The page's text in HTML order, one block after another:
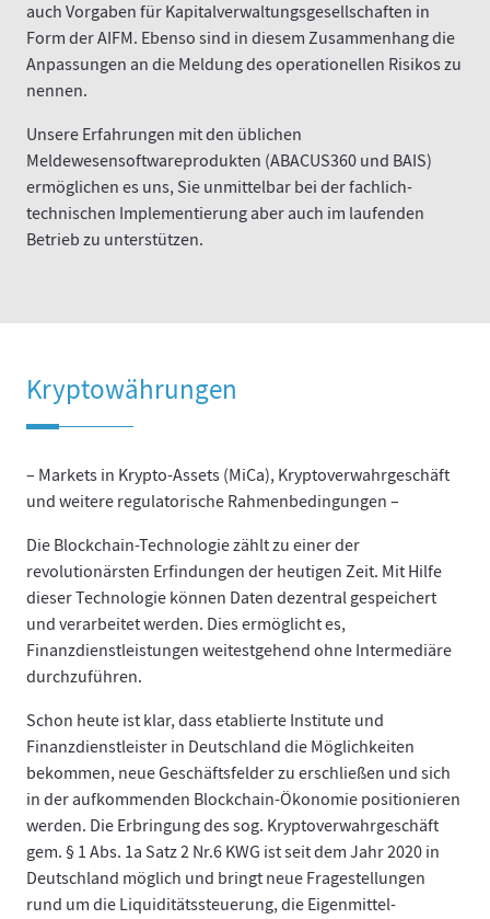
auch Vorgaben für Kapitalverwaltungsgesellschaften in
Form der AIFM. Ebenso sind in diesem Zusammenhang die
Anpassungen an die Meldung des operationellen Risikos zu
nennen.
Unsere Erfahrungen mit den üblichen
Meldewesensoftwareprodukten (ABACUS360 und BAIS)
ermöglichen es uns, Sie unmittelbar bei der fachlich-
technischen Implementierung aber auch im laufenden
Betrieb zu unterstützen.
Kryptowährungen
– Markets in Krypto-Assets (MiCa), Kryptoverwahrgeschäft
und weitere regulatorische Rahmenbedingungen –
Die Blockchain-Technologie zählt zu einer der
revolutionärsten Erfindungen der heutigen Zeit. Mit Hilfe
dieser Technologie können Daten dezentral gespeichert
und verarbeitet werden. Dies ermöglicht es,
Finanzdienstleistungen weitestgehend ohne Intermediäre
durchzuführen.
Schon heute ist klar, dass etablierte Institute und
Finanzdienstleister in Deutschland die Möglichkeiten
bekommen, neue Geschäftsfelder zu erschließen und sich
in der aufkommenden Blockchain-Ökonomie positionieren
werden. Die Erbringung des sog. Kryptoverwahrgeschäft
gem. § 1 Abs. 1a Satz 2 Nr.6 KWG ist seit dem Jahr 2020 in
Deutschland möglich und bringt neue Fragestellungen
rund um die Liquiditätssteuerung, die Eigenmittel-